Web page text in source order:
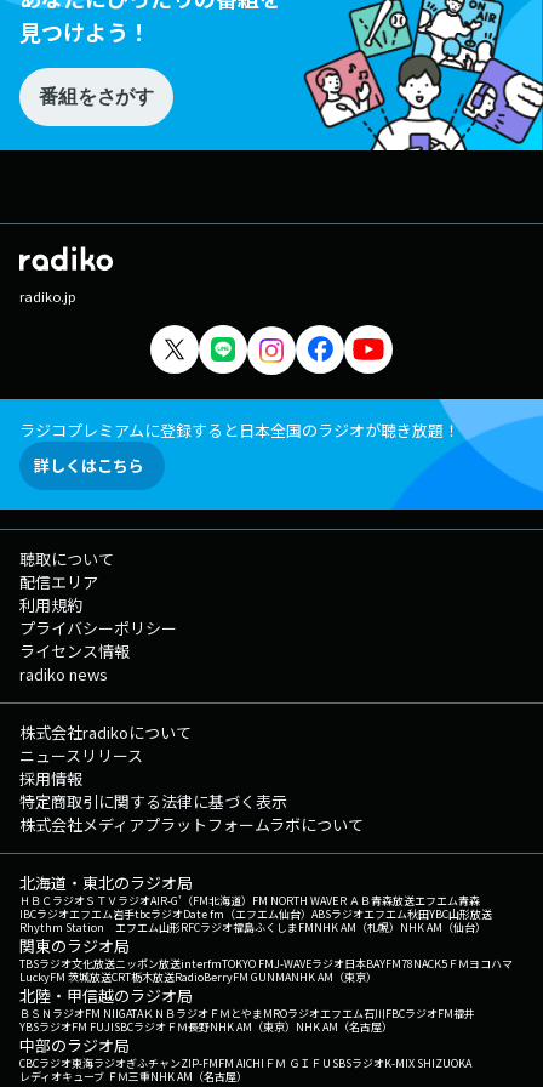
見つけよう！
番組をさがす
radiko.jp
ラジコプレミアムに登録すると日本全国のラジオが聴き放題！
詳しくはこちら
聴取について
配信エリア
利用規約
プライバシーポリシー
ライセンス情報
radiko news
株式会社radikoについて
ニュースリリース
採用情報
特定商取引に関する法律に基づく表示
株式会社メディアプラットフォームラボについて
北海道・東北のラジオ局
ＨＢＣラジオＳＴＶラジオAIR-G'（FM北海道） FM NORTH WAVEＲＡＢ青森放送エフエム青森
IBCラジオエフエム岩手tbcラジオDate fm（エフエム仙台） ABSラジオエフエム秋田YBC山形放送
Rhythm Station エフエム山形RFCラジオ福島ふくしまFMNHK AM（札幌） NHK AM（仙台）
関東のラジオ局
TBSラジオ文化放送ニッポン放送interfmTOKYO FMJ-WAVEラジオ日本BAYFM78NACK5 ＦＭヨコハマ
LuckyFM 茨城放送CRT栃木放送RadioBerryFM GUNMANHK AM（東京）
北陸・甲信越のラジオ局
ＢＳＮラジオFM NIIGATAＫＮＢラジオ ＦＭとやまMROラジオエフエム石川FBCラジオFM福井
YBSラジオFM FUJISBCラジオ ＦＭ長野NHK AM（東京） NHK AM（名古屋）
中部のラジオ局
CBCラジオ東海ラジオぎふチャンZIP-FMFM AICHI ＦＭ ＧＩＦＵ SBSラジオK-MIX SHIZUOKA
レディオキューブ ＦＭ三重NHK AM（名古屋）